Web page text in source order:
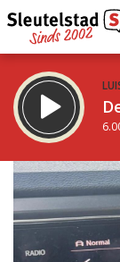
STRAKS:
De middag
12.00 - 18.00 uur
Vorig uur